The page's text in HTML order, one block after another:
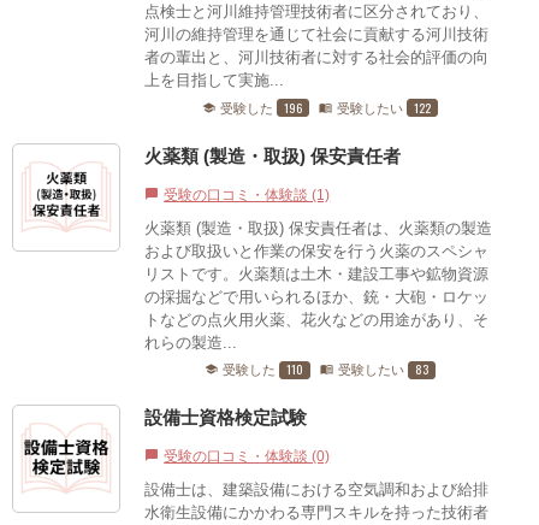
点検士と河川維持管理技術者に区分されており、
河川の維持管理を通じて社会に貢献する河川技術
者の輩出と、河川技術者に対する社会的評価の向
上を目指して実施...
school 受験した 196 menu_book 受験したい 122
火薬類 (製造・取扱) 保安責任者
chat_bubble 受験の口コミ・体験談 (1)
火薬類 (製造・取扱) 保安責任者は、火薬類の製造
および取扱いと作業の保安を行う火薬のスペシャ
リストです。火薬類は土木・建設工事や鉱物資源
の採掘などで用いられるほか、銃・大砲・ロケッ
トなどの点火用火薬、花火などの用途があり、そ
れらの製造...
school 受験した 110 menu_book 受験したい 83
設備士資格検定試験
chat_bubble 受験の口コミ・体験談 (0)
設備士は、建築設備における空気調和および給排
水衛生設備にかかわる専門スキルを持った技術者